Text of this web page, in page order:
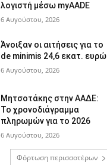
λογιστή μέσω myAADE
6 Αυγούστου, 2026
Άνοιξαν οι αιτήσεις για το
de minimis 24,6 εκατ. ευρώ
6 Αυγούστου, 2026
Μητσοτάκης στην ΑΑΔΕ:
Το χρονοδιάγραμμα
πληρωμών για το 2026
6 Αυγούστου, 2026
Φόρτωση περισσοτέρων